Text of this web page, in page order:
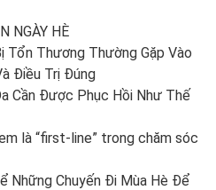
NGÀY HÈ
Tổn Thương Thường Gặp Vào
Điều Trị Đúng
Cần Được Phục Hồi Như Thế
là “first-line” trong chăm sóc
Những Chuyến Đi Mùa Hè Để